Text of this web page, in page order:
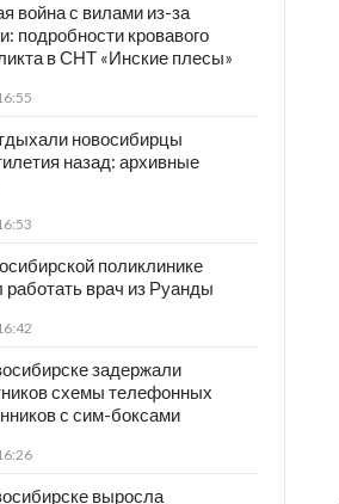
война с вилами из-за
подробности кровавого
в СНТ «Инские плесы»
новосибирцы
назад: архивные
поликлинике
работать врач из Руанды
задержали
схемы телефонных
с сим-боксами
выросла